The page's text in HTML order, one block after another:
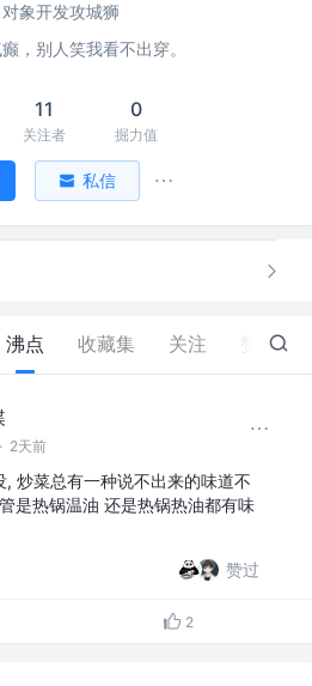
象开发攻城狮
，别人笑我看不出穿。
11
关注者
0
掘力值
私信
沸点 收藏集 关注 745
· 2天前
炒菜总有一种说不出来的味道不
是热锅温油 还是热锅热油都有味
赞过
2